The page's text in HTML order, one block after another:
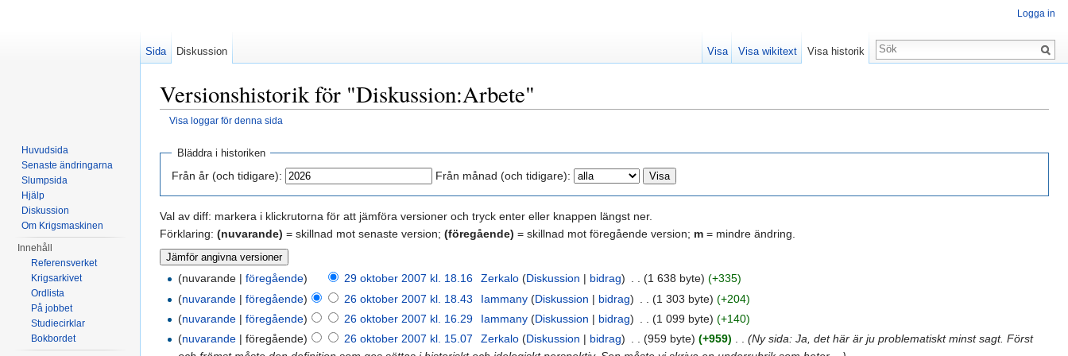
Versionshistorik för "Diskussion:Arbete"
Visa loggar för denna sida
Bläddra i historiken
Från år (och tidigare): Från månad (och tidigare):
Val av diff: markera i klickrutorna för att jämföra versioner och tryck enter eller knappen längst ner.
Förklaring: (nuvarande) = skillnad mot senaste version; (föregående) = skillnad mot föregående version; m = mindre ändring.
(nuvarande |föregående) 29 oktober 2007 kl. 18.16 Zerkalo (Diskussion | bidrag) (1 638 byte) (+335)
(nuvarande |föregående) 26 oktober 2007 kl. 18.43 Iammany (Diskussion | bidrag) (1 303 byte) (+204)
(nuvarande |föregående) 26 oktober 2007 kl. 16.29 Iammany (Diskussion | bidrag) (1 099 byte) (+140)
(nuvarande | föregående) 26 oktober 2007 kl. 15.07 Zerkalo (Diskussion | bidrag) . . (959 byte) (+959) . . (Ny sida: Ja, det här är ju problematiskt minst sagt. Först
Logga in
Sida Diskussion Visa Visa wikitext Visa historik
Huvudsida
Senaste ändringarna
Slumpsida
Hjälp
Diskussion
Om Krigsmaskinen
Innehåll
Referensverket
Krigsarkivet
Ordlista
På jobbet
Studiecirklar
Bokbordet